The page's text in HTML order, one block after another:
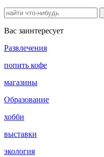
Вас заинтересует
Развлечения
попить кофе
магазины
Образование
хобби
выставки
экология